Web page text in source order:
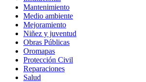
Mantenimiento
Medio ambiente
Mejoramiento
Niñez y juventud
Obras Públicas
Oromapas
Protección Civil
Reparaciones
Salud